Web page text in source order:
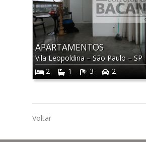
APARTAMENTOS
Vila Leopoldina – São Paulo – SP
2
1 3 2
Voltar